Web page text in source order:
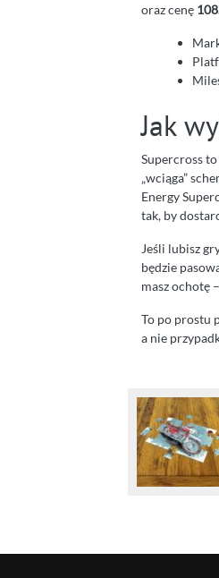
oraz cenę
Jak
Supercross
„wciąga”
Energy
tak, by
Jeśli lubisz
będzie
masz ochotę
To po prostu
a nie